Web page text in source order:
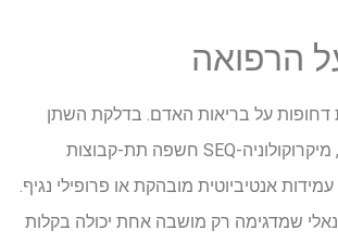
הרפואה
דחופות על בריאות האדם. בדלקת השתן
וזיהומים בזרם הדם, מיקרוקולוניה-SEQ חשפה תת-קבוצות
עמידות אנטיביוטית מובהקת או פרופילי נגיף.
שמדגימה רק מושבה אחת יכולה בקלות